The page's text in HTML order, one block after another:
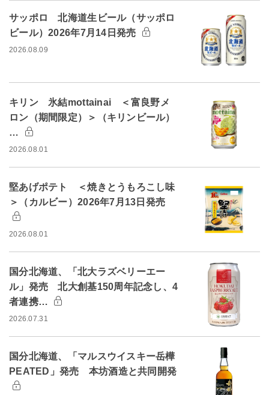
サッポロ 北海道生ビール（サッポロ
ビール）2026年7月14日発売
2026.08.09
キリン 氷結mottainai ＜富良野メ
ロン（期間限定）＞（キリンビール）
…
2026.08.01
堅あげポテト ＜焼きとうもろこし味
＞（カルビー）2026年7月13日発売
2026.08.01
国分北海道、「北大ラズベリーエー
ル」発売 北大創基150周年記念し、4
者連携…
2026.07.31
国分北海道、「マルスウイスキー岳樺
PEATED」発売 本坊酒造と共同開発